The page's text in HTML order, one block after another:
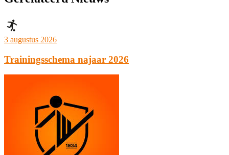
3 augustus 2026
Trainingsschema najaar 2026